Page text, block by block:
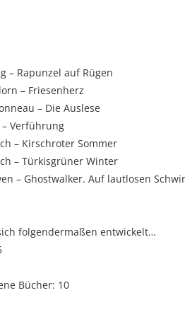
– Rapunzel auf Rügen
– Friesenherz
– Die Auslese
Verführung
– Kirschroter Sommer
– Türkisgrüner Winter
– Ghostwalker. Auf lautlosen
folgendermaßen entwickelt…
Bücher: 10